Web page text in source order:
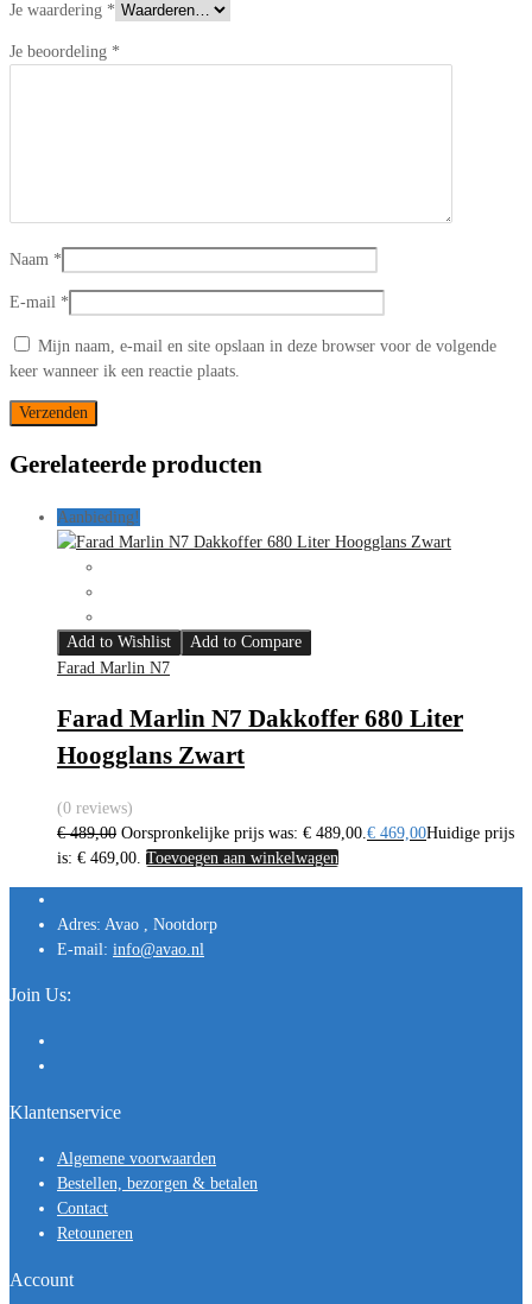
Je waardering *
Je beoordeling *
Naam *
E-mail *
Mijn naam, e-mail en site opslaan in deze browser voor de volgende
keer wanneer ik een reactie plaats.
Gerelateerde producten
Aanbieding!
Add to Wishlist
Add to Compare
Farad Marlin N7
Farad Marlin N7 Dakkoffer 680 Liter
Hoogglans Zwart
(0 reviews)
€489,00 Oorspronkelijke prijs was: € 489,00. € 469,00Huidige prijs
is: € 469,00. Toevoegen aan winkelwagen
Adres: Avao , Nootdorp
E-mail: info@avao.nl
Join Us:
Klantenservice
Algemene voorwaarden
Bestellen, bezorgen & betalen
Contact
Retouneren
Account